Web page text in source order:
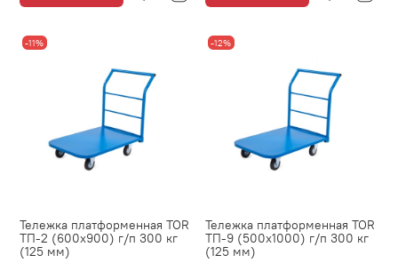
-11%
Тележка платформенная TOR
ТП-2 (600х900) г/п 300 кг
(125 мм)
-12%
Тележка платформенная TOR
ТП-9 (500х1000) г/п 300 кг
(125 мм)